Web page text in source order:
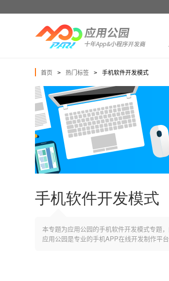
首页 > 热门标签 > 手机软件开发模式
手机软件开发模式
本专题为应用公园的手机软件开发模式专题
应用公园是专业的手机APP在线开发制作平